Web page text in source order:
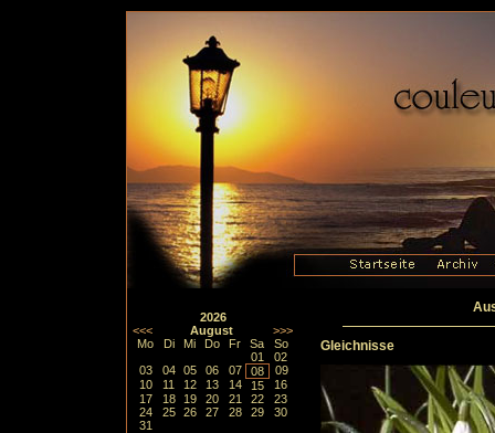
2026
<<<
August
>>>
Mo
Di Mi Do Fr Sa
So
01
02
03
04 05 06 07 08
09
10
11 12 13 14 15
16
17
18 19 20 21 22
23
24
25 26 27 28 29
30
31
Gleichnisse